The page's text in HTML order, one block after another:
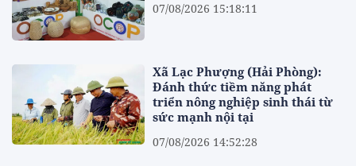
07/08/2026 15:18:11
Xã Lạc Phượng (Hải Phòng):
Đánh thức tiềm năng phát
triển nông nghiệp sinh thái từ
sức mạnh nội tại
07/08/2026 14:52:28